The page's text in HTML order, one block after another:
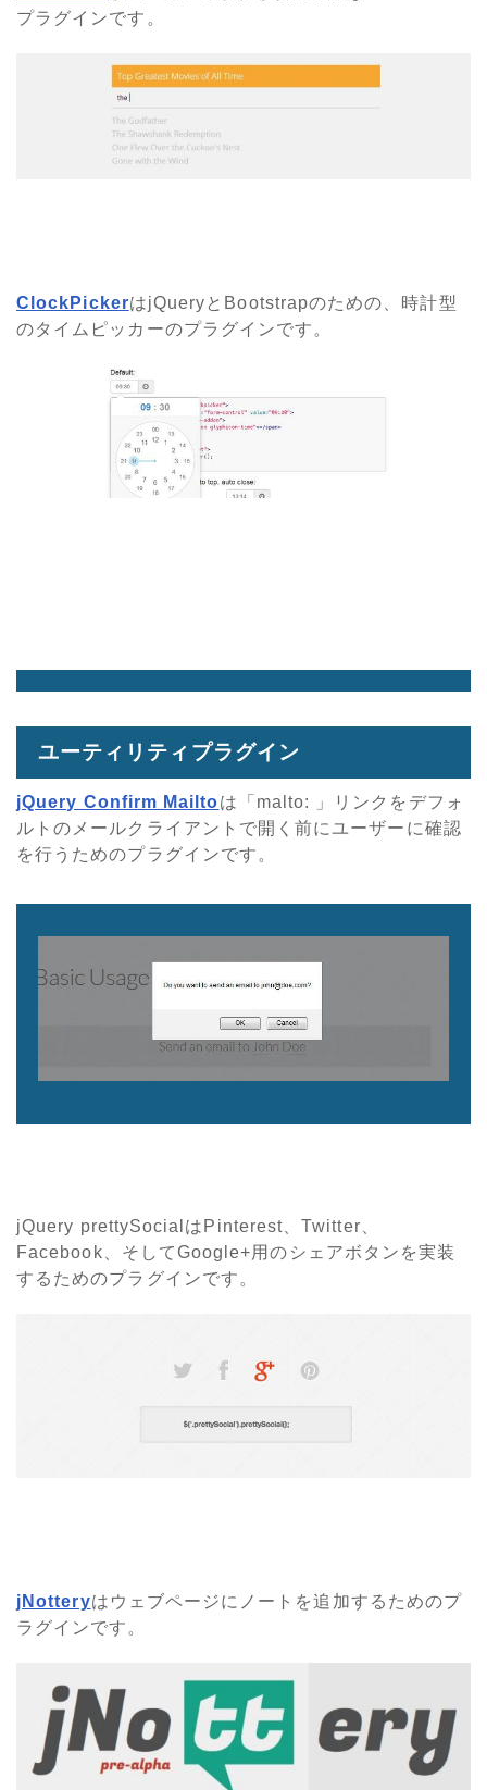
プラグインです。
ClockPickerはjQueryとBootstrapのための、時計型
のタイムピッカーのプラグインです。
ユーティリティプラグイン
jQuery Confirm Mailtoは「malto: 」リンクをデフォ
ルトのメールクライアントで開く前にユーザーに確認
を行うためのプラグインです。
jQuery prettySocialはPinterest、Twitter、
Facebook、そしてGoogle+用のシェアボタンを実装
するためのプラグインです。
jNotteryはウェブページにノートを追加するためのプ
ラグインです。